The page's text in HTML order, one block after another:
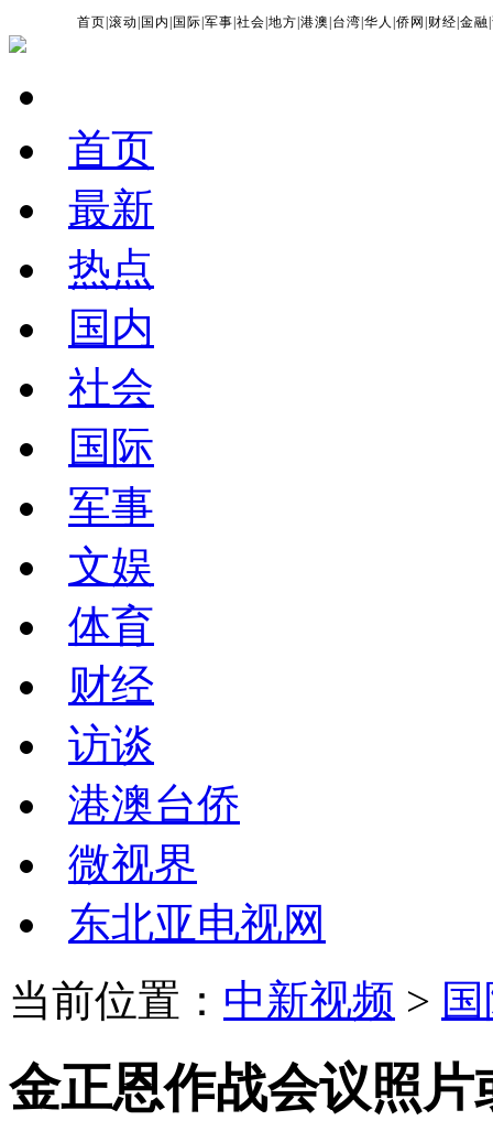
首页 |滚动 国内 国际 |军事 |社会 |地方 |港澳 台湾 |华人 |侨网 财经 |金融 |
首页
最新
热点
国内
社会
国际
军事
文娱
体育
财经
访谈
港澳台侨
微视界
东北亚电视网
当前位置： 中新视频 >
金正恩作战会议照